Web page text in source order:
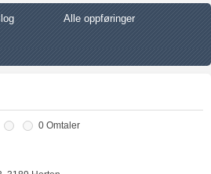
Alle oppføringer
0 Omtaler